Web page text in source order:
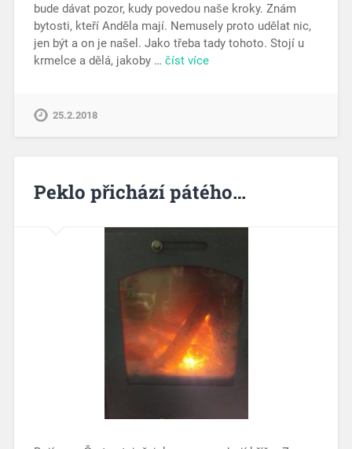
bude dávat pozor, kudy povedou naše kroky. Znám
bytosti, kteří Anděla mají. Nemusely proto udělat nic,
jen být a on je našel. Jako třeba tady tohoto. Stojí u
krmelce a dělá, jakoby … číst více
25.2.2018
Peklo přichází pátého…